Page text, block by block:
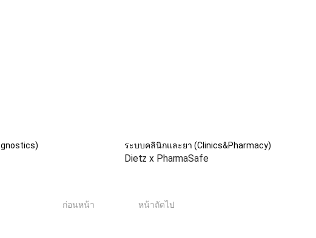
ระบบคลินิกและยา (Clinics&Pharmacy)
Dietz x PharmaSafe
ก่อนหน้า หน้าถัดไป